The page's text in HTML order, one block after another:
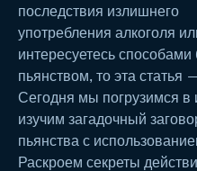
последствия излишнего
употребления алкоголя
интересуетесь
пьянством, то эта статья
Сегодня мы погрузимся в
изучим загадочный
пьянства с
Раскроем секреты